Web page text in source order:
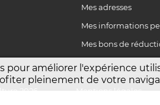
pour améliorer l'expérience
pleinement de votre
Mes adresses
Mes informations
Mes bons de